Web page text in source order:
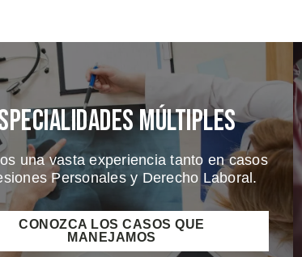
Múltiples
una vasta experiencia tanto en casos
Personales y Derecho Laboral.
CONOZCA LOS CASOS QUE
MANEJAMOS